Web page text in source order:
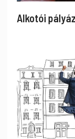
Alkotói